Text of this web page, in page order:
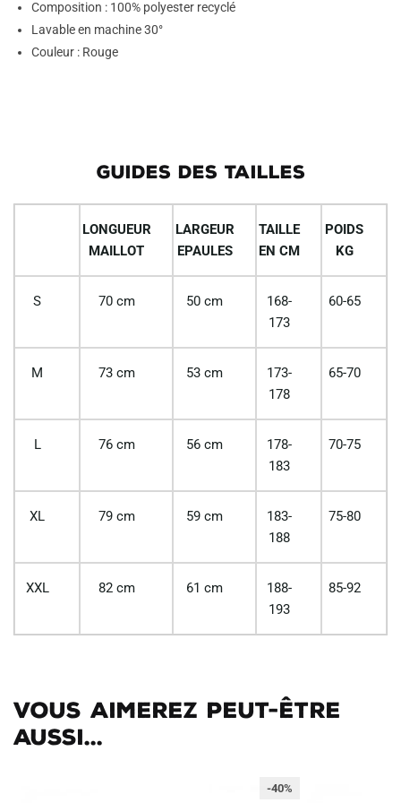
Composition : 100% polyester recyclé
Lavable en machine 30°
Couleur : Rouge
GUIDES DES TAILLES
LONGUEUR
MAILLOT
LARGEUR
EPAULES
TAILLE
EN CM
POIDS
KG
S 70 cm 50 cm
168-
173
60-65
M 73 cm 53 cm
173-
178
65-70
L 76 cm 56 cm
178-
183
70-75
XL 79 cm 59 cm
183-
188
75-80
XXL 82 cm 61 cm
188-
193
85-92
Vous aimerez peut-être
aussi...
-40%